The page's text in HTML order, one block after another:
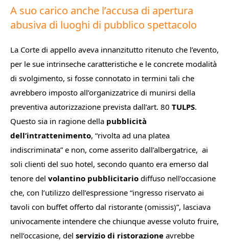
A suo carico anche l’accusa di apertura
abusiva di luoghi di pubblico spettacolo
La Corte di appello aveva innanzitutto ritenuto che l’evento,
per le sue intrinseche caratteristiche e le concrete modalità
di svolgimento, si fosse connotato in termini tali che
avrebbero imposto all’organizzatrice di munirsi della
preventiva autorizzazione prevista dall’art. 80 TULPS.
Questo sia in ragione della pubblicità
dell’intrattenimento, “rivolta ad una platea
indiscriminata” e non, come asserito dall’albergatrice, ai
soli clienti del suo hotel, secondo quanto era emerso dal
tenore del volantino pubblicitario diffuso nell’occasione
che, con l’utilizzo dell’espressione “ingresso riservato ai
tavoli con buffet offerto dal ristorante (omissis)”, lasciava
univocamente intendere che chiunque avesse voluto fruire,
nell’occasione, del servizio di ristorazione avrebbe